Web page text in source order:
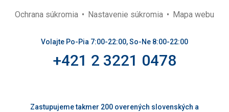
Ochrana súkromia Nastavenie súkromia Mapa webu
Volajte Po-Pia 7:00-22:00, So-Ne 8:00-22:00
+421 2 3221 0478
Zastupujeme takmer 200 overených slovenských a